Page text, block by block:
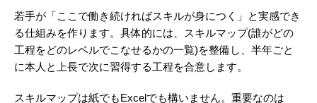
若手が「ここで働き続ければスキルが身につく」と実感でき
る仕組みを作ります。具体的には、スキルマップ(誰がどの
工程をどのレベルでこなせるかの一覧)を整備し、半年ごと
に本人と上長で次に習得する工程を合意します。
スキルマップは紙でもExcelでも構いません。重要なのは